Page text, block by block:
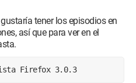
tener los episodios en
así que para ver en el
Firefox 3.0.3